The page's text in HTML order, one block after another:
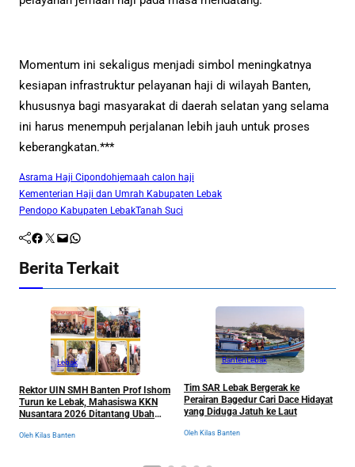
Momentum ini sekaligus menjadi simbol meningkatnya
kesiapan infrastruktur pelayanan haji di wilayah Banten,
khususnya bagi masyarakat di daerah selatan yang selama
ini harus menempuh perjalanan lebih jauh untuk proses
keberangkatan.***
Asrama Haji Cipondohjemaah calon haji
Kementerian Haji dan Umrah Kabupaten Lebak
Pendopo Kabupaten LebakTanah Suci
Facebook Twitter Mail WhatsApp
Berita Terkait
Lebak
Rektor UIN SMH Banten Prof Ishom
Turun ke Lebak, Mahasiswa KKN
Nusantara 2026 Ditantang Ubah
Oleh Kilas Banten
BantenLebak
Tim SAR Lebak Bergerak ke
Perairan Bagedur Cari Dace Hidayat
yang Diduga Jatuh ke Laut
Oleh Kilas Banten